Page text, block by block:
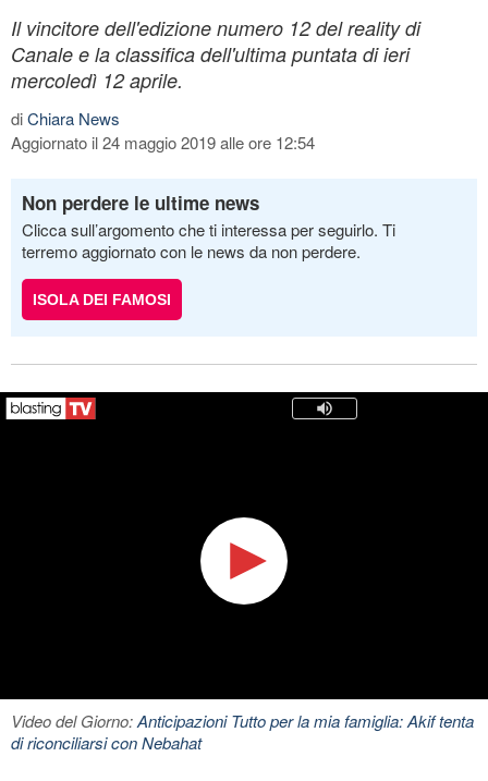
Il vincitore dell'edizione numero 12 del reality di
Canale e la classifica dell'ultima puntata di ieri
mercoledì 12 aprile.
diChiara News
Aggiornato il 24 maggio 2019 alle ore 12:54
Non perdere le ultime news
Clicca sull’argomento che ti interessa per seguirlo. Ti
terremo aggiornato con le news da non perdere.
ISOLA DEI FAMOSI
Video del Giorno:Anticipazioni Tutto per la mia famiglia: Akif tenta
di riconciliarsi con Nebahat